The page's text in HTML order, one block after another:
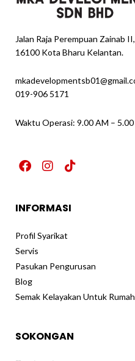
Jalan Raja Perempuan Zainab
16100 Kota Bharu Kelantan.
019-906 5171
Waktu Operasi: 9.00 AM –
F
a
b
o
k
I
n
a
r
m
T
i
o
INFORMASI
Profil Syarikat
Servis
Pasukan Pengurusan
Blog
Semak Kelayakan Untuk
SOKONGAN